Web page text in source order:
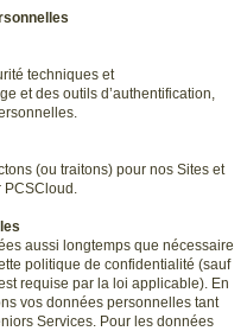
techniques et
et des outils d’authentification,
(ou traitons) pour nos Sites et
PCSCloud.
aussi longtemps que nécessaire
politique de confidentialité (sauf
requise par la loi applicable). En
vos données personnelles tant
Services. Pour les données